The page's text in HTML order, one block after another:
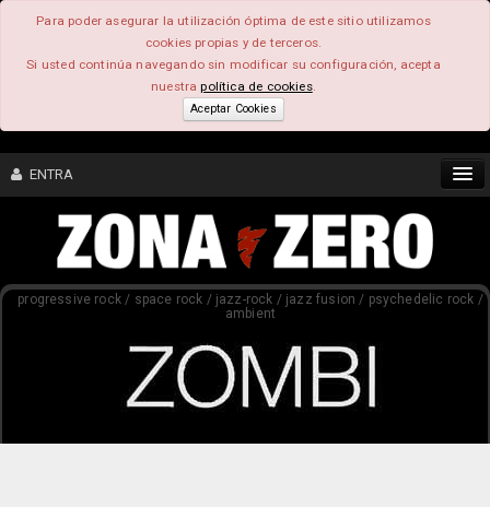
Para poder asegurar la utilización óptima de este sitio utilizamos
cookies propias y de terceros.
Si usted continúa navegando sin modificar su configuración, acepta
nuestrapolítica de cookies.
Aceptar Cookies
ENTRA
CONTENIDO
progressive rock / space rock / jazz-rock / jazz fusion / psychedelic rock /
ambient